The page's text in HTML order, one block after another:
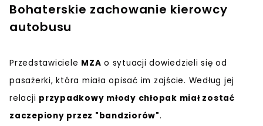
Bohaterskie zachowanie kierowcy
autobusu
Przedstawiciele MZA o sytuacji dowiedzieli się od
pasażerki, która miała opisać im zajście. Według jej
relacji przypadkowy młody chłopak miał zostać
zaczepiony przez "bandziorów".